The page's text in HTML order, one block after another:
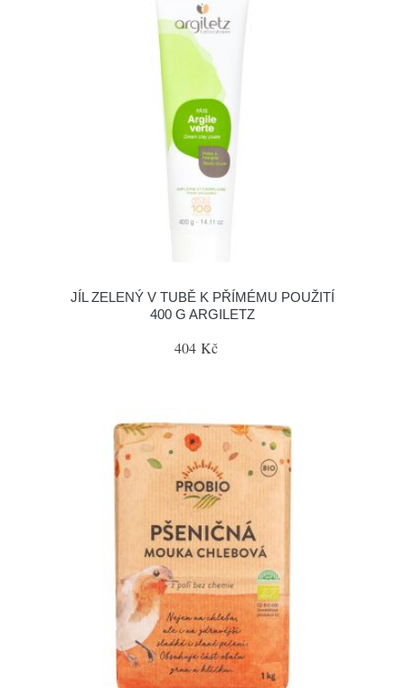
JÍL ZELENÝ V TUBĚ K PŘÍMÉMU POUŽITÍ
400 G ARGILETZ
404 Kč